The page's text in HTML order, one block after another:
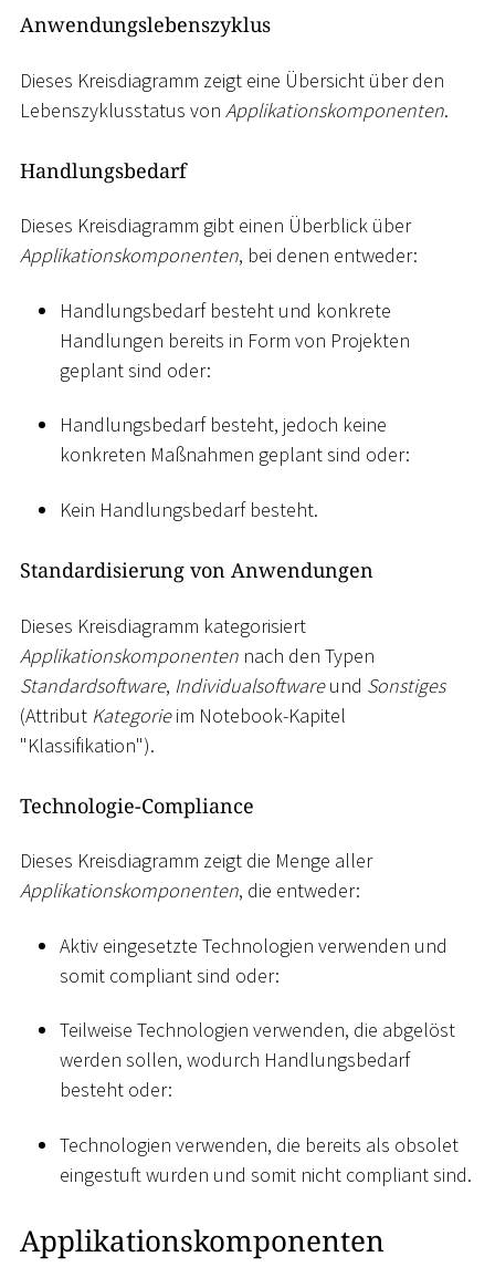
Anwendungslebenszyklus
Dieses Kreisdiagramm zeigt eine Übersicht über den
Lebenszyklusstatus von Applikationskomponenten.
Handlungsbedarf
Dieses Kreisdiagramm gibt einen Überblick über
Applikationskomponenten, bei denen entweder:
Handlungsbedarf besteht und konkrete
Handlungen bereits in Form von Projekten
geplant sind oder:
Handlungsbedarf besteht, jedoch keine
konkreten Maßnahmen geplant sind oder:
Kein Handlungsbedarf besteht.
Standardisierung von Anwendungen
Dieses Kreisdiagramm kategorisiert
Applikationskomponenten nach den Typen
Standardsoftware, Individualsoftwareund Sonstiges
(Attribut Kategorieim Notebook-Kapitel
"Klassifikation").
Technologie-Compliance
Dieses Kreisdiagramm zeigt die Menge aller
Applikationskomponenten, die entweder:
Aktiv eingesetzte Technologien verwenden und
somit compliant sind oder:
Teilweise Technologien verwenden, die abgelöst
werden sollen, wodurch Handlungsbedarf
besteht oder:
Technologien verwenden, die bereits als obsolet
eingestuft wurden und somit nicht compliant sind.
Applikationskomponenten